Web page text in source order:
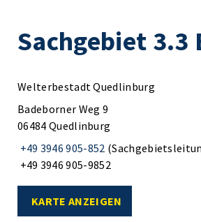
Sachgebiet 3.3
Welterbestadt Quedlinburg
Badeborner Weg 9
06484 Quedlinburg
+49 3946 905-852
+49 3946 905-9852
KARTE ANZEIGEN